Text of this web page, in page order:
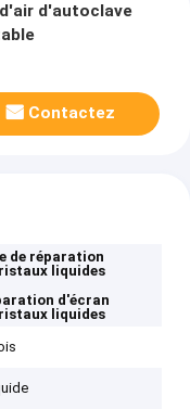
d'autoclave
Contactez
de réparation
liquides
d'écran
liquides